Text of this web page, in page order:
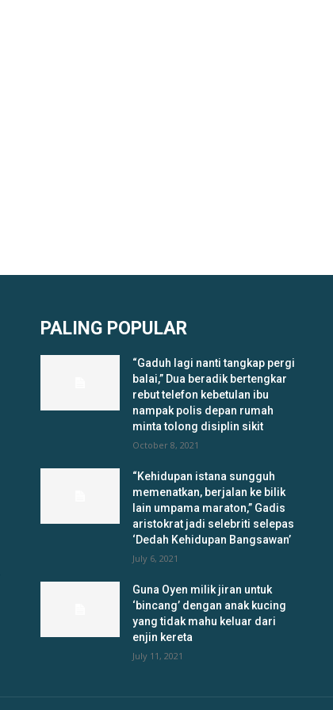
PALING POPULAR
“Gaduh lagi nanti tangkap pergi
balai,” Dua beradik bertengkar
rebut telefon kebetulan ibu
nampak polis depan rumah
minta tolong disiplin sikit
October 8, 2021
“Kehidupan istana sungguh
memenatkan, berjalan ke bilik
lain umpama maraton,” Gadis
aristokrat jadi selebriti selepas
‘Dedah Kehidupan Bangsawan’
July 6, 2021
Guna Oyen milik jiran untuk
‘bincang’ dengan anak kucing
yang tidak mahu keluar dari
enjin kereta
July 11, 2021